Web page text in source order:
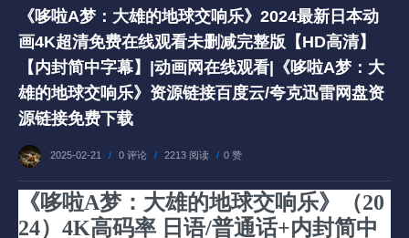
《哆啦A梦：大雄的地球交响乐》2024最新日本动
画4K超清免费在线观看未删减完整版【HD高清】
【内封简中字幕】|动画网在线观看|《哆啦A梦：大
雄的地球交响乐》资源链接百度云/夸克迅雷网盘资
源链接免费下载
2025-02-21 / 0 评论 / 2213 阅读 / 0 赞
《哆啦A梦：大雄的地球交响乐》（20
24）4K高码率 日语/普通话+内封简中